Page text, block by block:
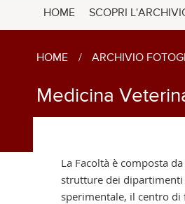
HOME SCOPRI
HOME / ARCHIVIO
Medicina
La Facoltà è composta
strutture dei dipartimenti
sperimentale, il centro di